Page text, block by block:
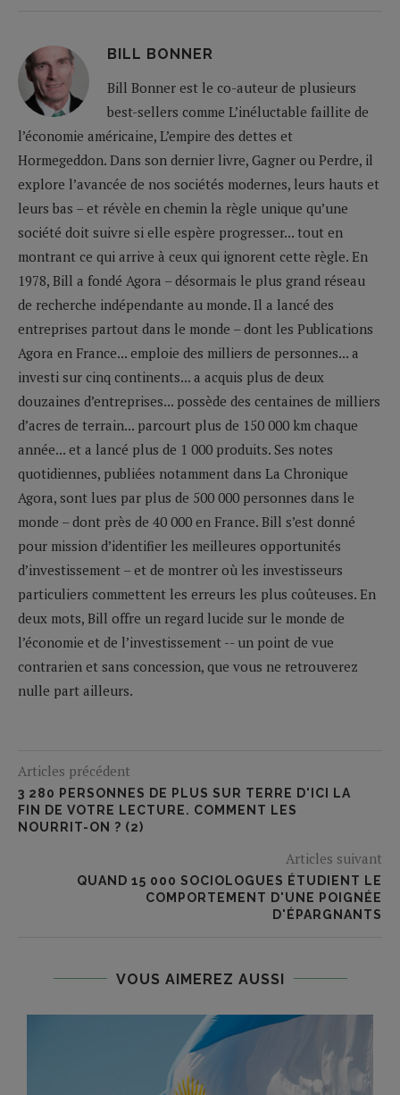
BILL BONNER
Bill Bonner est le co-auteur de plusieurs
best-sellers comme L’inéluctable faillite de
l’économie américaine, L’empire des dettes et
Hormegeddon. Dans son dernier livre, Gagner ou Perdre, il
explore l’avancée de nos sociétés modernes, leurs hauts et
leurs bas – et révèle en chemin la règle unique qu’une
société doit suivre si elle espère progresser... tout en
montrant ce qui arrive à ceux qui ignorent cette règle. En
1978, Bill a fondé Agora – désormais le plus grand réseau
de recherche indépendante au monde. Il a lancé des
entreprises partout dans le monde – dont les Publications
Agora en France... emploie des milliers de personnes... a
investi sur cinq continents... a acquis plus de deux
douzaines d’entreprises... possède des centaines de milliers
d’acres de terrain... parcourt plus de 150 000 km chaque
année... et a lancé plus de 1 000 produits. Ses notes
quotidiennes, publiées notamment dans La Chronique
Agora, sont lues par plus de 500 000 personnes dans le
monde – dont près de 40 000 en France. Bill s’est donné
pour mission d’identifier les meilleures opportunités
d’investissement – et de montrer où les investisseurs
particuliers commettent les erreurs les plus coûteuses. En
deux mots, Bill offre un regard lucide sur le monde de
l’économie et de l’investissement -- un point de vue
contrarien et sans concession, que vous ne retrouverez
nulle part ailleurs.
Articles précédent
3 280 PERSONNES DE PLUS SUR TERRE D'ICI LA
FIN DE VOTRE LECTURE. COMMENT LES
NOURRIT-ON ? (2)
Articles suivant
QUAND 15 000 SOCIOLOGUES ÉTUDIENT LE
COMPORTEMENT D'UNE POIGNÉE
D'ÉPARGNANTS
VOUS AIMEREZ AUSSI